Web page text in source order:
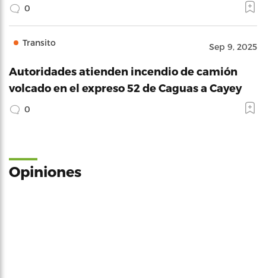
0
Transito Sep 9, 2025
Autoridades atienden incendio de camión
volcado en el expreso 52 de Caguas a Cayey
0
Opiniones